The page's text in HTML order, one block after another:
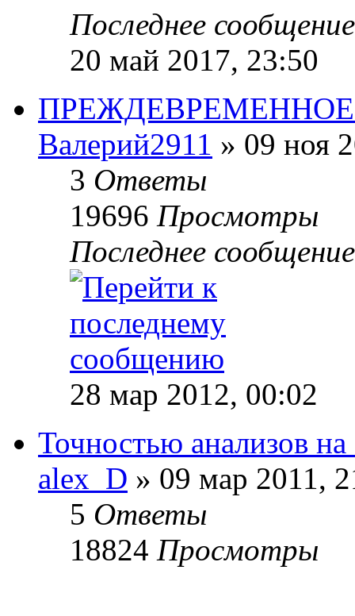
Последнее
20 май 2017, 23:50
Валерий2911 » 09 ноя
3 Ответы
19696 Просмотры
Последнее
28 мар 2012, 00:02
Точностью анализов
alex_D » 09 мар 2011,
5 Ответы
18824 Просмотры